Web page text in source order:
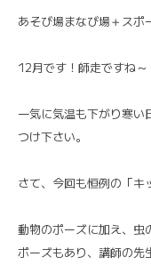
あそび場まなび場＋スポ
12月です！師走ですね～
一気に気温も下がり寒い
つけ下さい。
さて、今回も恒例の「キ
動物のポーズに加え、虫
ポーズもあり、講師の先